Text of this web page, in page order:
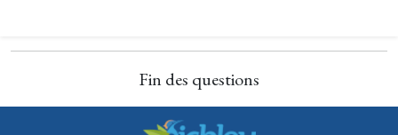
Fin des questions